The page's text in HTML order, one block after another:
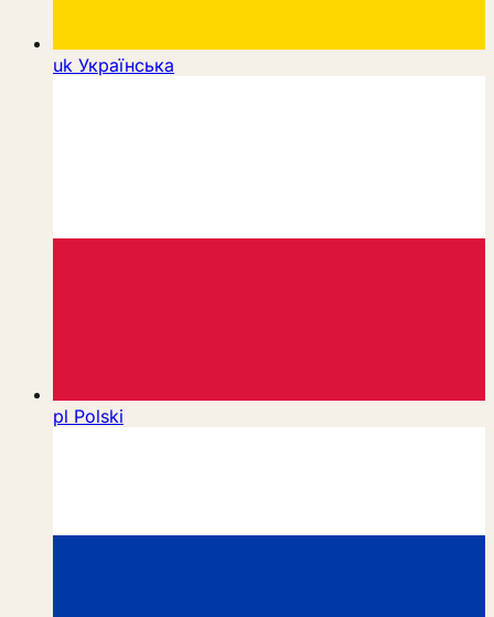
uk Українська
pl Polski